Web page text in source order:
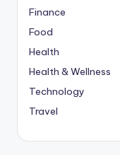
Finance
Food
Health
Health & Wellness
Technology
Travel